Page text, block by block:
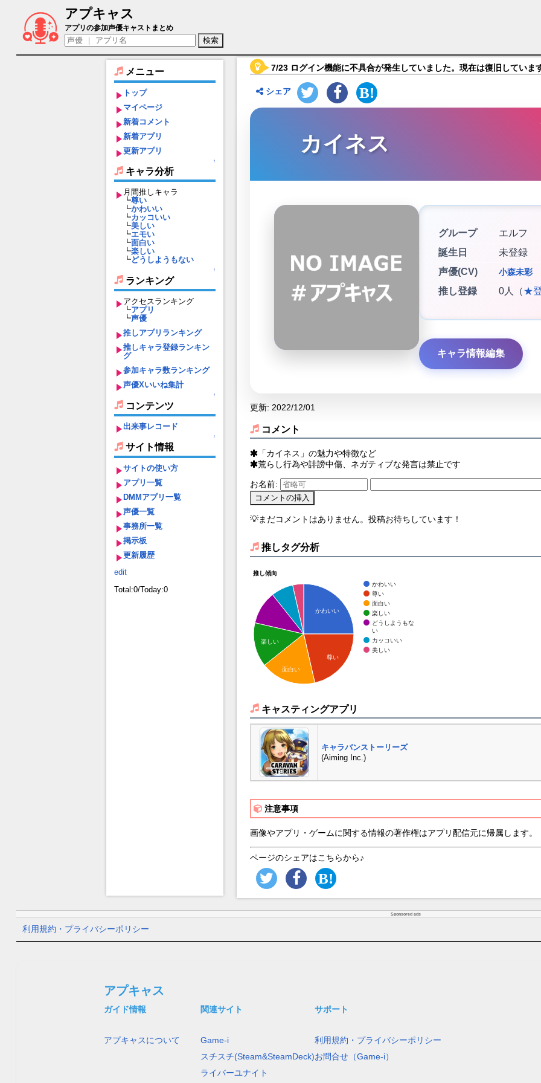
アプキャス
カイネス（声優：小森未彩)【キャラバンストーリーズ】キャラ紹介
アプリの参加声優キャストまとめ
メニュー
トップ
マイページ
新着コメント
新着アプリ
更新アプリ
↑
キャラ分析
月間推しキャラ
┗尊い
┗かわいい
┗カッコいい
┗美しい
┗エモい
┗面白い
┗楽しい
┗どうしようもない
↑
ランキング
アクセスランキング
┗アプリ
┗声優
推しアプリランキング
推しキャラ登録ランキン
グ
参加キャラ数ランキング
声優Xいいね集計
↑
コンテンツ
出来事レコード
↑
サイト情報
サイトの使い方
アプリ一覧
DMMアプリ一覧
声優一覧
事務所一覧
掲示板
更新履歴
edit
Total:0/Today:0
7/23 ログイン機能に不具合が発生していました。現在は復旧していま
シェア
カイネス
グループ
エルフ
誕生日
未登録
声優(CV)
小森未彩
推し登録 0人（★
キャラ情報編集
更新: 2022/12/01
コメント
「カイネス」の魅力や特徴など
荒らし行為や誹謗中傷、ネガティブな発言は禁止です
お名前:
💡まだコメントはありません。投稿お待ちしています！
推しタグ分析
推し傾向
かわいい
尊い
面白い
楽しい
どうしようもな
い
カッコいい
美しい
かわいい
尊い
楽しい
面白い
キャスティングアプリ
キャラバンストーリーズ
(Aiming Inc.)
注意事項
画像やアプリ・ゲームに関する情報の著作権はアプリ配信元に帰属します。
ページのシェアはこちらから♪
Sponsored ads
利用規約・プライバシーポリシー
アプキャス
ガイド情報
アプキャスについて
関連サイト
Game-i
スチスチ(Steam&SteamDeck)
ライバーユナイト
サポート
利用規約・プライバシーポリシー
お問合せ（Game-i）